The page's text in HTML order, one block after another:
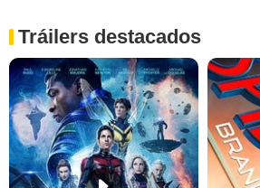
Tráilers destacados